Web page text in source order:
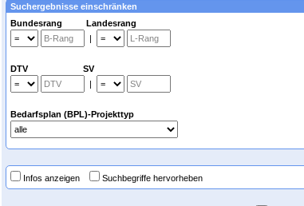
Suchergebnisse einschränken
Bundesrang Landesrang
|
DTV SV
|
Bedarfsplan (BPL)-Projekttyp
Infos anzeigen Suchbegriffe hervorheben